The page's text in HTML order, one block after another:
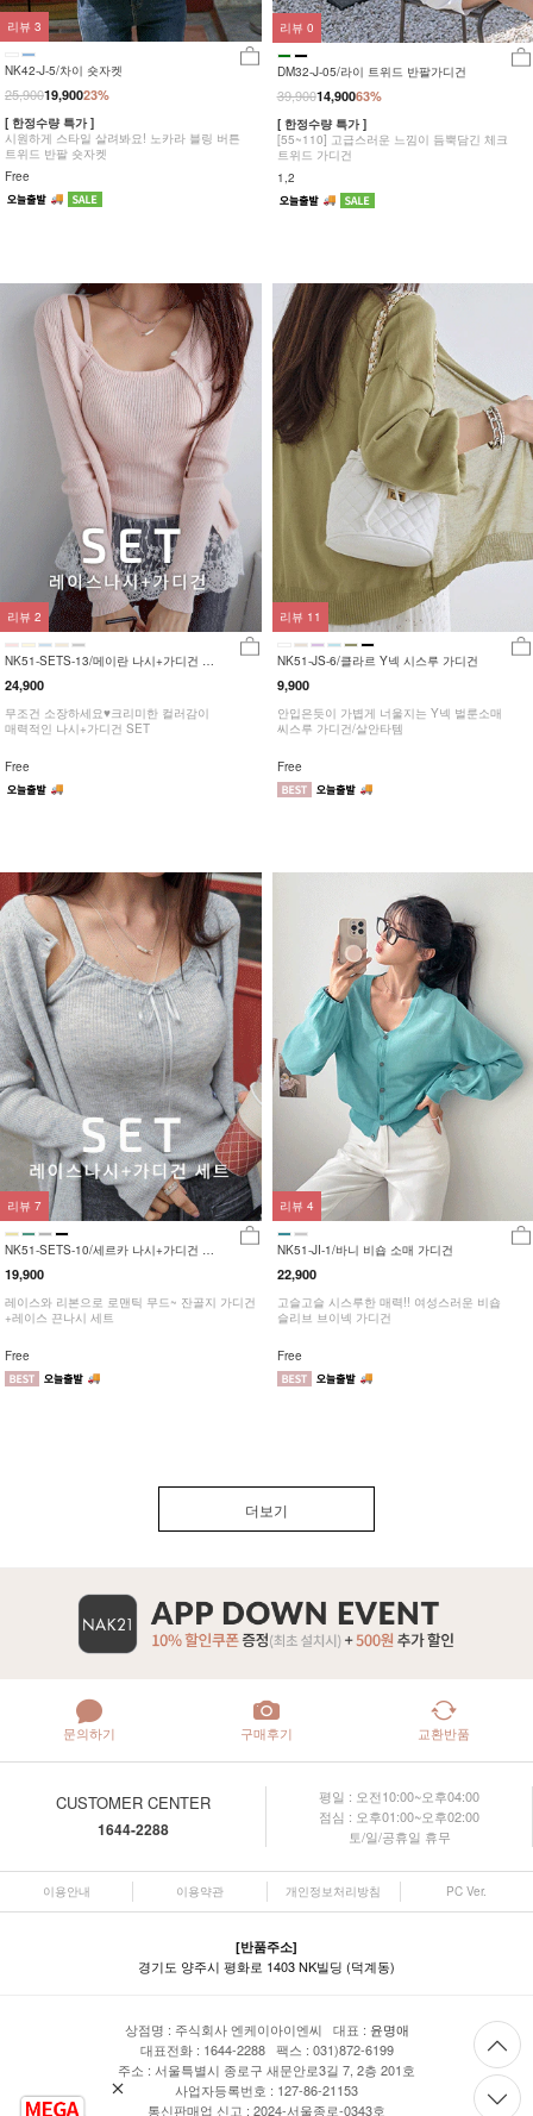
NK42-J-5/차이 숏자켓
23%
25,90019,900
[ 한정수량 특가 ]
시원하게 스타일 살려봐요! 노카라 블링 버튼
트위드 반팔 숏자켓
Free
리뷰 3
DM32-J-05/라이 트위드 반팔가디건
63%
39,90014,900
[ 한정수량 특가 ]
[55~110] 고급스러운 느낌이 듬뿍담긴 체크
트위드 가디건
1,2
리뷰 0
NK51-SETS-13/메이란 나시+가디건 세
트
24,900
무조건 소장하세요♥크리미한 컬러감이
매력적인 나시+가디건 SET
Free
리뷰 2
NK51-JS-6/클라르 Y넥 시스루 가디건
9,900
안입은듯이 가볍게 너울지는 Y넥 벌룬소매
씨스루 가디건/살안타템
Free
리뷰 11
NK51-SETS-10/세르카 나시+가디건 세
트
19,900
레이스와 리본으로 로맨틱 무드~ 잔골지 가디건
+레이스 끈나시 세트
Free
리뷰 7
NK51-JI-1/바니 비숍 소매 가디건
22,900
고슬고슬 시스루한 매력!! 여성스러운 비숍
슬리브 브이넥 가디건
Free
리뷰 4
더보기
문의하기 구매후기 교환반품
CUSTOMER CENTER
1644-2288
평일 : 오전10:00~오후04:00
점심 : 오후01:00~오후02:00
토/일/공휴일 휴무
이용안내 이용약관 개인정보처리방침 PC Ver.
[반품주소]
경기도 양주시 평화로 1403 NK빌딩 (덕계동)
상점명 : 주식회사 엔케이아이엔씨 대표 : 윤명애
대표전화 : 1644-2288 팩스 : 031)872-6199
주소 : 서울특별시 종로구 새문안로3길 7, 2층 201호
사업자등록번호 : 127-86-21153
통신판매업 신고 : 2024-서울종로-0343호